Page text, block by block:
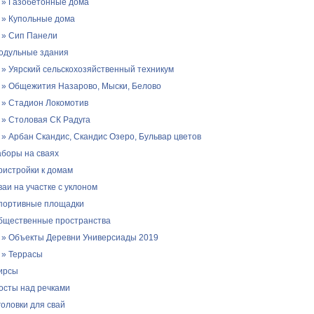
» Газобетонные дома
» Купольные дома
» Сип Панели
здания
» Уярский сельскохозяйственный техникум
» Общежития Назарово, Мыски, Белово
» Стадион Локомотив
» Столовая СК Радуга
» Арбан Скандис, Скандис Озеро, Бульвар цветов
на сваях
к домам
на участке с уклоном
площадки
пространства
» Объекты Деревни Универсиады 2019
» Террасы
над речками
для свай